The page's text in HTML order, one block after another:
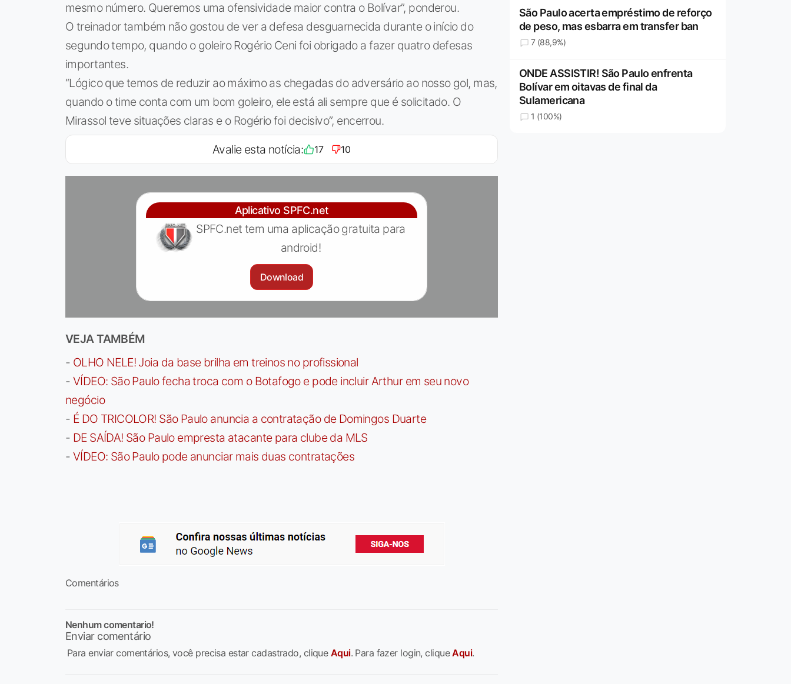
mesmo número. Queremos uma ofensividade maior contra o Bolívar”, ponderou.
O treinador também não gostou de ver a defesa desguarnecida durante o início do
segundo tempo, quando o goleiro Rogério Ceni foi obrigado a fazer quatro defesas
importantes.
“Lógico que temos de reduzir ao máximo as chegadas do adversário ao nosso gol, mas,
quando o time conta com um bom goleiro, ele está ali sempre que é solicitado. O
Mirassol teve situações claras e o Rogério foi decisivo”, encerrou.
Avalie esta notícia: 17 10
Aplicativo SPFC.net
SPFC.net tem uma aplicação gratuita para
android!
Download
VEJA TAMBÉM
- OLHO NELE! Joia da base brilha em treinos no profissional
- VÍDEO: São Paulo fecha troca com o Botafogo e pode incluir Arthur em seu novo
negócio
- É DO TRICOLOR! São Paulo anuncia a contratação de Domingos Duarte
- DE SAÍDA! São Paulo empresta atacante para clube da MLS
- VÍDEO: São Paulo pode anunciar mais duas contratações
Comentários
Nenhum comentario!
Enviar comentário
Para enviar comentários, você precisa estar cadastrado, clique Aqui. Para fazer login, cliqueAqui.
São Paulo acerta empréstimo de reforço
de peso, mas esbarra em transfer ban
7 (88,9%)
ONDE ASSISTIR! São Paulo enfrenta
Bolívar em oitavas de final da
Sulamericana
1 (100%)